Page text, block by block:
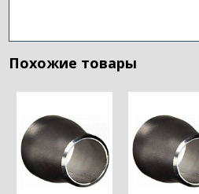
Похожие товары